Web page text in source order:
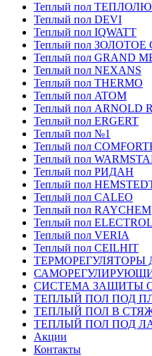
Теплый пол
Теплый пол DEVI
Теплый пол IQWATT
Теплый пол
Теплый пол GRAND
Теплый пол NEXANS
Теплый пол THERMO
Теплый пол ATOM
Теплый пол ARNOLD
Теплый пол ERGERT
Теплый пол №1
Теплый пол
Теплый пол
Теплый пол РИДАН
Теплый пол
Теплый пол CALEO
Теплый пол RAYCHEM
Теплый пол
Теплый пол VERIA
Теплый пол CEILHIT
СИСТЕМА ЗАЩИТЫ
ТЕПЛЫЙ ПОЛ ПОД
ТЕПЛЫЙ ПОЛ В
ТЕПЛЫЙ ПОЛ ПОД
Акции
Контакты